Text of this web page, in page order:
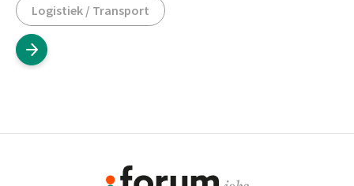
Logistiek / Transport